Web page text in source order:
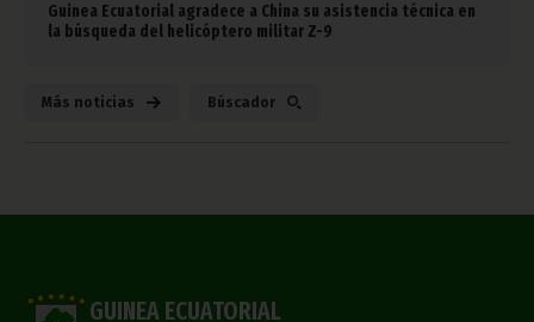
Guinea Ecuatorial agradece a China su asistencia técnica en
la búsqueda del helicóptero militar Z-9
Más noticias Búscador
GUINEA ECUATORIAL